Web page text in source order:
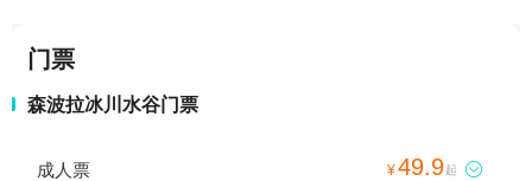
门票
森波拉冰川水谷门票
成人票 ¥49.9起 